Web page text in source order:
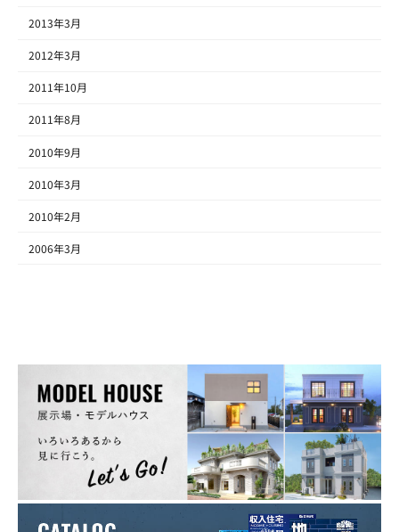
2013年3月
2012年3月
2011年10月
2011年8月
2010年9月
2010年3月
2010年2月
2006年3月